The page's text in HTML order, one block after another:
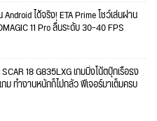
ได้จริง! ETA Prime โชว์เล่นผ่าน
11 Pro ลื่นระดับ 30–40 FPS
18 G835LXG เกมมิ่งโน้ตบุ๊กเรือธง
ทำงานหนักก็ไม่กลัว ฟีเจอร์มาเต็มครบ